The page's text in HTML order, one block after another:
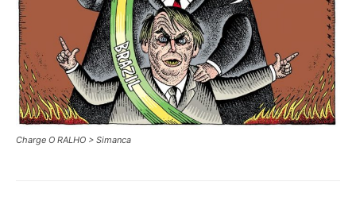
Charge O RALHO > Simanca